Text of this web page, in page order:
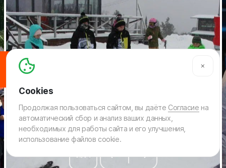
Продолжая пользоваться сайтом, вы даёте Согласие на
автоматический сбор и анализ ваших данных,
необходимых для работы сайта и его улучшения,
использование файлов cookie.